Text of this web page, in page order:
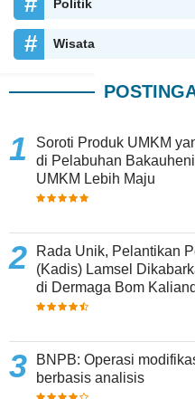
Politik
Wisata
Soroti Produk UMKM
di Pelabuhan
UMKM Lebih Maju
Rada Unik, Pelantikan
(Kadis) Lamsel
di Dermaga Bom
BNPB: Operasi
berbasis analisis